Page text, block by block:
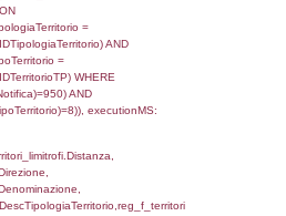
=
)
= 950 ) AND
= 1)
0.051878929138184
f_territori_limitrofi.Distanza,